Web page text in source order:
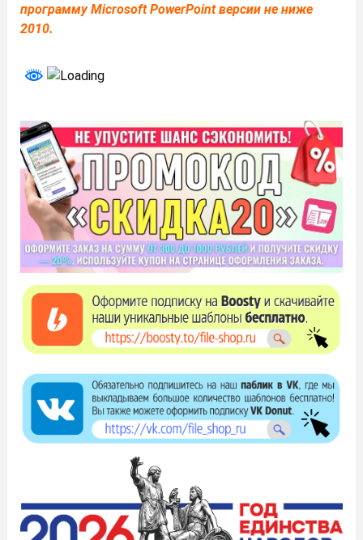
программу Microsoft PowerPoint версии не ниже
2010.